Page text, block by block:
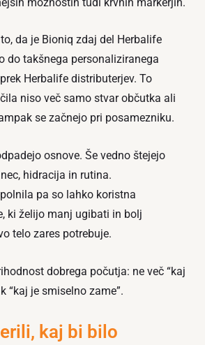
da je Bioniq zdaj del Herbalife
do takšnega personaliziranega
Herbalife distributerjev. To
niso več samo stvar občutka ali
se začnejo pri posamezniku.
osnove. Še vedno štejejo
hidracija in rutina.
pa so lahko koristna
ki želijo manj ugibati in bolj
telo zares potrebuje.
dobrega počutja: ne več “kaj
“kaj je smiselno zame”.
kaj bi bilo